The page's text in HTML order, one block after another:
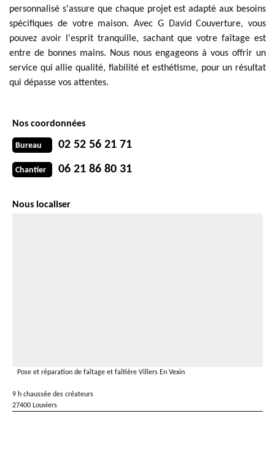
personnalisé s'assure que chaque projet est adapté aux besoins
spécifiques de votre maison. Avec G David Couverture, vous
pouvez avoir l'esprit tranquille, sachant que votre faîtage est
entre de bonnes mains. Nous nous engageons à vous offrir un
service qui allie qualité, fiabilité et esthétisme, pour un résultat
qui dépasse vos attentes.
Nos coordonnées
Bureau 02 52 56 21 71
Chantier 06 21 86 80 31
Nous localiser
Pose et réparation de faîtage et faîtière Villers En Vexin
9 h chaussée des créateurs
27400 Louviers